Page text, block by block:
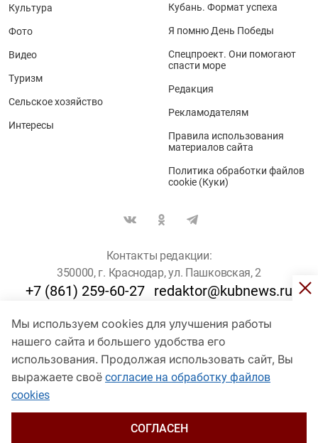
Мы используем cookies для улучшения работы
нашего сайта и большего удобства его
использования. Продолжая использовать сайт, Вы
выражаете своё согласие на обработку файлов
cookies
СОГЛАСЕН
Культура
Фото
Видео
Туризм
Сельское хозяйство
Интересы
Кубань. Формат успеха
Я помню День Победы
Спецпроект. Они помогают
спасти море
Редакция
Рекламодателям
Правила использования
материалов сайта
Политика обработки файлов
cookie (Куки)
Контакты редакции:
350000, г. Краснодар, ул. Пашковская, 2
+7 (861) 259-60-27 redaktor@kubnews.ru
Для пользователей старше 16 лет
© Кубанские Новости, 2017
Сетевое издание «kubnews» зарегистрировано Федеральной
службой по надзору в сфере связи, информационных технологий
и массовых коммуникаций (Роскомнадзор). Регистрационный
Пашковская, 2). Главный редактор – Филиппов О. Ю.